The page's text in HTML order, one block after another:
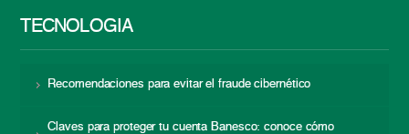
TECNOLOGÍA
Recomendaciones para evitar el fraude cibernético
Claves para proteger tu cuenta Banesco: conoce cómo